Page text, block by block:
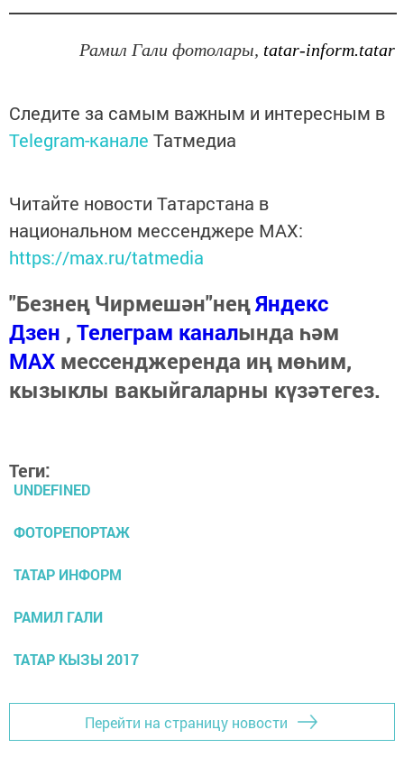
Рамил Гали фотолары, tatar-inform.tatar
Следите за самым важным и интересным в
Telegram-канале Татмедиа
Читайте новости Татарстана в
национальном мессенджере MАХ:
https://max.ru/tatmedia
"Безнең Чирмешән"неңЯндекс
Дзен , Телеграм каналында һәм
МАХ мессенджеренда иң мөһим,
кызыклы вакыйгаларны күзәтегез.
Теги:
UNDEFINED
ФОТОРЕПОРТАЖ
ТАТАР ИНФОРМ
РАМИЛ ГАЛИ
ТАТАР КЫЗЫ 2017
Перейти на страницу новости